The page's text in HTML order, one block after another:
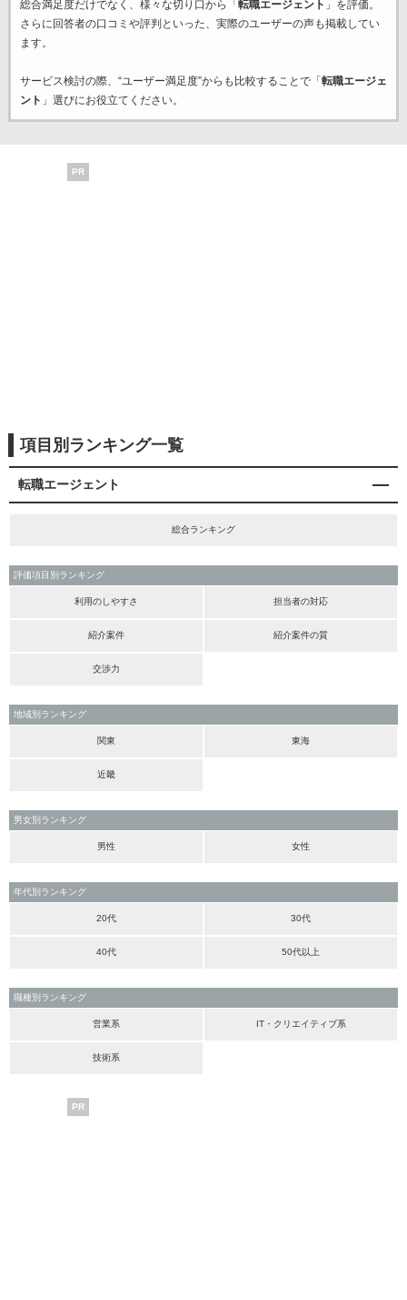
総合満足度だけでなく、様々な切り口から「 転職エージェント 」を評価。
さらに回答者の口コミや評判といった、実際のユーザーの声も掲載してい
ます。
サービス検討の際、“ユーザー満足度”からも比較することで「 転職エージェ
ント 」選びにお役立てください。
PR
項目別ランキング一覧
転職エージェント
総合ランキング
評価項目別ランキング
利用のしやすさ 担当者の対応
紹介案件 紹介案件の質
交渉力
地域別ランキング
関東 東海
近畿
男女別ランキング
男性 女性
年代別ランキング
20代 30代
40代 50代以上
職種別ランキング
営業系 IT・クリエイティブ系
技術系
PR